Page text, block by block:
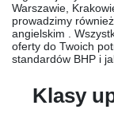
Warszawie,
prowadzimy
angielskim .
oferty do Twoich
standardów BHP i
Klasy